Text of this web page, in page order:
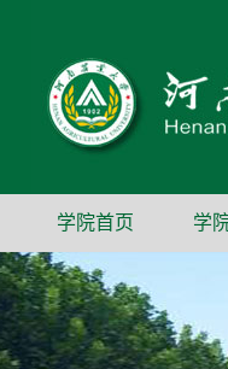
学院首页 学